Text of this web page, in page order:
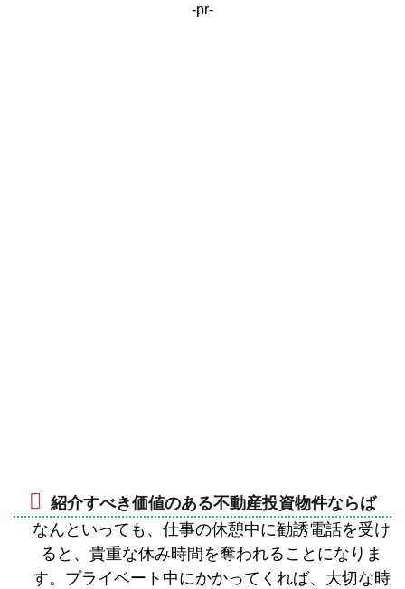
-pr-
紹介すべき価値のある不動産投資物件ならば
なんといっても、仕事の休憩中に勧誘電話を受け
ると、貴重な休み時間を奪われることになりま
す。プライベート中にかかってくれば、大切な時